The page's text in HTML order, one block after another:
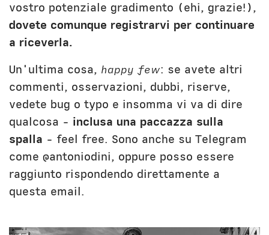
vostro potenziale gradimento (ehi, grazie!),
dovete comunque registrarvi per continuare
a riceverla.
Un'ultima cosa, happy few: se avete altri
commenti, osservazioni, dubbi, riserve,
vedete bug o typo e insomma vi va di dire
qualcosa - inclusa una paccazza sulla
spalla - feel free. Sono anche su Telegram
come @antoniodini, oppure posso essere
raggiunto rispondendo direttamente a
questa email.